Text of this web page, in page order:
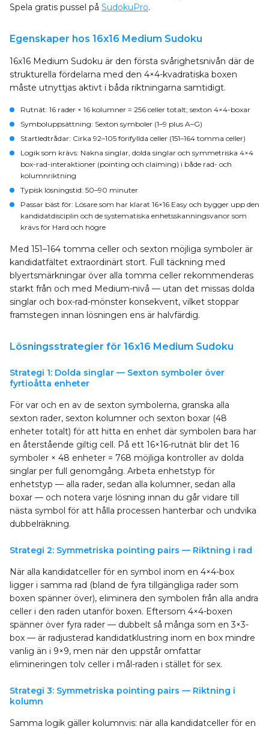
Spela gratis pussel på SudokuPro.
Egenskaper hos 16x16 Medium Sudoku
16x16 Medium Sudoku är den första svårighetsnivån där de
strukturella fördelarna med den 4×4-kvadratiska boxen
måste utnyttjas aktivt i båda riktningarna samtidigt.
Rutnät: 16 rader × 16 kolumner = 256 celler totalt; sexton 4×4-boxar
Symboluppsättning: Sexton symboler (1–9 plus A–G)
Startledtrådar: Cirka 92–105 förifyllda celler (151–164 tomma celler)
Logik som krävs: Nakna singlar, dolda singlar och symmetriska 4×4
box-rad-interaktioner (pointing och claiming) i både rad- och
kolumnriktning
Typisk lösningstid: 50–90 minuter
Passar bäst för: Lösare som har klarat 16×16 Easy och bygger upp den
kandidatdisciplin och de systematiska enhetsskanningsvanor som
krävs för Hard och högre
Med 151–164 tomma celler och sexton möjliga symboler är
kandidatfältet extraordinärt stort. Full täckning med
blyertsmärkningar över alla tomma celler rekommenderas
starkt från och med Medium-nivå — utan det missas dolda
singlar och box-rad-mönster konsekvent, vilket stoppar
framstegen innan lösningen ens är halvfärdig.
Lösningsstrategier för 16x16 Medium Sudoku
Strategi 1: Dolda singlar — Sexton symboler över
fyrtioåtta enheter
För var och en av de sexton symbolerna, granska alla
sexton rader, sexton kolumner och sexton boxar (48
enheter totalt) för att hitta en enhet där symbolen bara har
en återstående giltig cell. På ett 16×16-rutnät blir det 16
symboler × 48 enheter = 768 möjliga kontroller av dolda
singlar per full genomgång. Arbeta enhetstyp för
enhetstyp — alla rader, sedan alla kolumner, sedan alla
boxar — och notera varje lösning innan du går vidare till
nästa symbol för att hålla processen hanterbar och undvika
dubbelräkning.
Strategi 2: Symmetriska pointing pairs — Riktning i rad
När alla kandidatceller för en symbol inom en 4×4-box
ligger i samma rad (bland de fyra tillgängliga rader som
boxen spänner över), eliminera den symbolen från alla andra
celler i den raden utanför boxen. Eftersom 4×4-boxen
spänner över fyra rader — dubbelt så många som en 3×3-
box — är radjusterad kandidatklustring inom en box mindre
vanlig än i 9×9, men när den uppstår omfattar
elimineringen tolv celler i mål-raden i stället för sex.
Strategi 3: Symmetriska pointing pairs — Riktning i
kolumn
Samma logik gäller kolumnvis: när alla kandidatceller för en